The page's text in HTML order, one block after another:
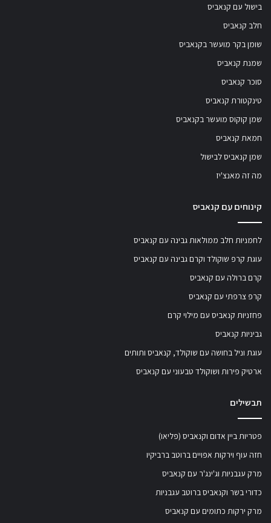
בישול עם קנאביס
חלב קנאביס
שומן בקר מועשר בקנאביס
שמנת קנאביס
סוכר קנאביס
טינקטורת קנאביס
שמן קוקוס מועשר בקנאביס
חמאת קנאביס
שמן קנאביס לבישול
מה זה מאנצ'יז
קינוחים עם קנאביס
לחמניות חלב ממולאות גבינה עם קנאביס
עוגת קרפ שוקולד וקרם גבינה עם קנאביס
קרם ברולה עם קנאביס
קרפ צרפתי עם קנאביס
פחזניות קנאביס עם מילוי קרם
גביניות קנאביס
עוגת וניל בחושה עם שוקולד, קנאביס ותותים
ארטיק פירות ושוקולד טבעוני עם קנאביס
תבשילים
פטריות ביין אדום וקנאביס (פליאו)
חזה עוף וירקות אפויים ברוטב ברביקיו
מרק עגבניות וג'ינג'ר עם קנאביס
כדורי בשר וקנאביס ברוטב עגבניות
מרק ירקות כתומים עם קנאביס